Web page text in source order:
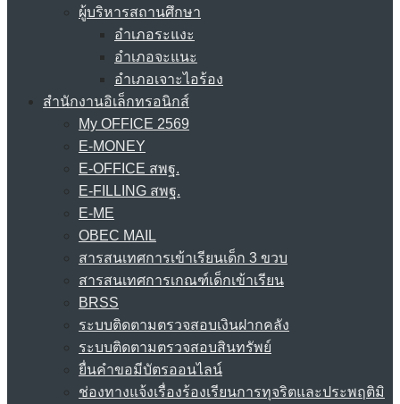
ผู้บริหารสถานศึกษา
อำเภอระแงะ
อำเภอจะแนะ
อำเภอเจาะไอร้อง
สำนักงานอิเล็กทรอนิกส์
My OFFICE 2569
E-MONEY
E-OFFICE สพฐ.
E-FILLING สพฐ.
E-ME
OBEC MAIL
สารสนเทศการเข้าเรียนเด็ก 3 ขวบ
สารสนเทศการเกณฑ์เด็กเข้าเรียน
BRSS
ระบบติดตามตรวจสอบเงินฝากคลัง
ระบบติดตามตรวจสอบสินทรัพย์
ยื่นคำขอมีบัตรออนไลน์
ช่องทางแจ้งเรื่องร้องเรียนการทุจริตและประพฤติมิ